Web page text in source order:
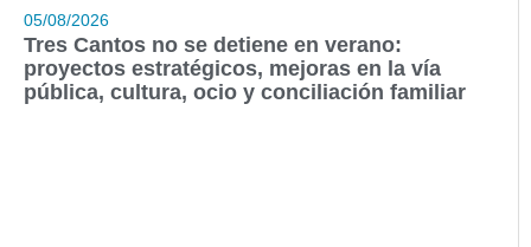
05/08/2026
Tres Cantos no se detiene en verano:
proyectos estratégicos, mejoras en la vía
pública, cultura, ocio y conciliación familiar